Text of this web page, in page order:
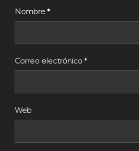
Nombre *
Correo electrónico *
Web